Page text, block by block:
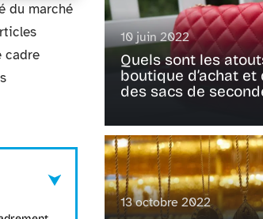
du marché
cadre
10 juin 2022
Quels sont les
boutique d’achat et
des sacs de
13 octobre 2022